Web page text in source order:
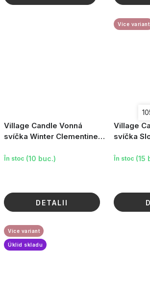
Village Candle Vonná
svíčka Winter Clementine -
În stoc (10 buc.)
DETALII
Village
svíčka
Více variant
În stoc (15
Více variant
Úklid skladu